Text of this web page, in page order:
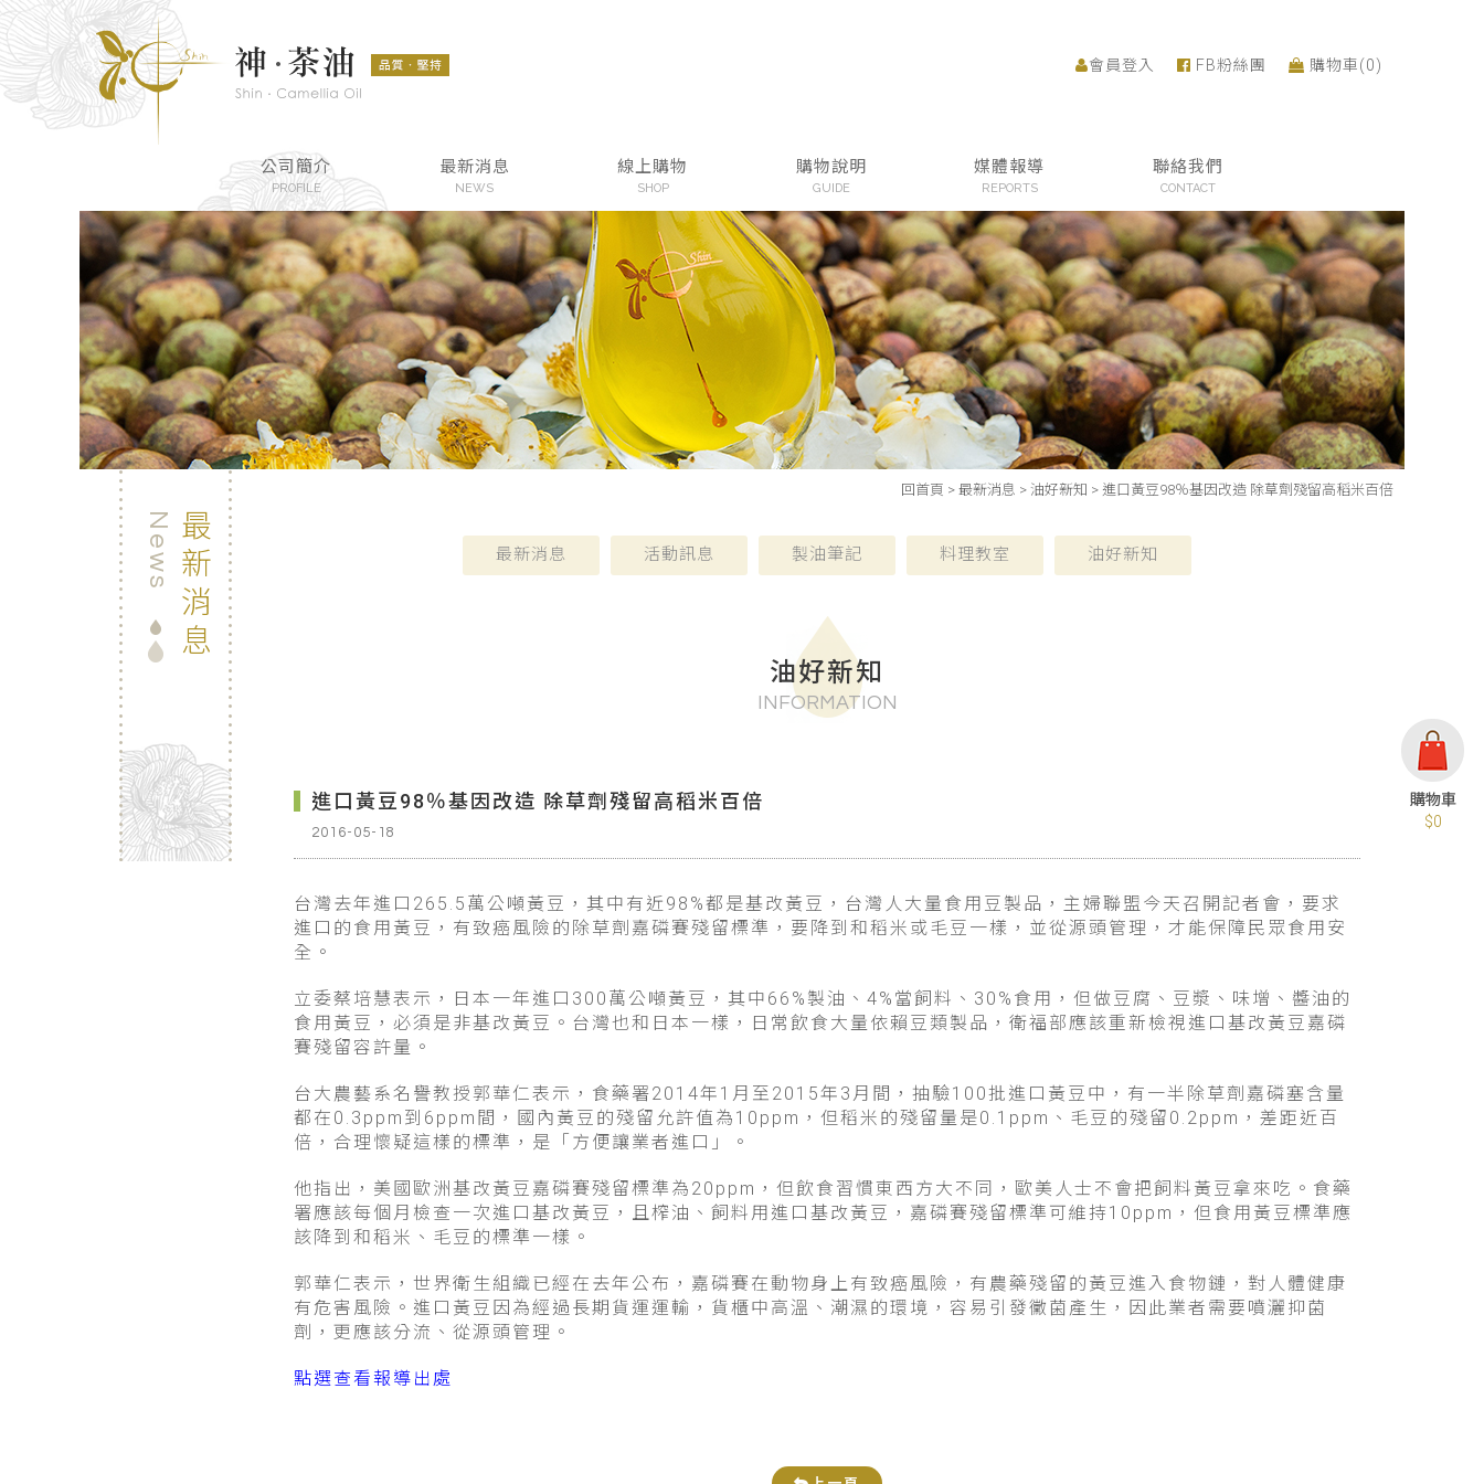
$0
會員登入 FB粉絲團 購物車(0)
公司簡介
PROFILE
最新消息
NEWS
線上購物
SHOP
購物說明
GUIDE
媒體報導
REPORTS
聯絡我們
CONTACT
回首頁 > 最新消息 > 油好新知 > 進口黃豆98％基因改造 除草劑殘留高稻米百倍
最新消息
News 最新消息 活動訊息 製油筆記 料理教室 油好新知
油好新知
INFORMATION
進口黃豆98％基因改造 除草劑殘留高稻米百倍
2016-05-18
台灣去年進口265.5萬公噸黃豆，其中有近98%都是基改黃豆，台灣人大量食用豆製品，主婦聯盟今天召開記者會，要求
進口的食用黃豆，有致癌風險的除草劑嘉磷賽殘留標準，要降到和稻米或毛豆一樣，並從源頭管理，才能保障民眾食用安
全。
立委蔡培慧表示，日本一年進口300萬公噸黃豆，其中66%製油、4%當飼料、30%食用，但做豆腐、豆漿、味增、醬油的
食用黃豆，必須是非基改黃豆。台灣也和日本一樣，日常飲食大量依賴豆類製品，衛福部應該重新檢視進口基改黃豆嘉磷
賽殘留容許量。
台大農藝系名譽教授郭華仁表示，食藥署2014年1月至2015年3月間，抽驗100批進口黃豆中，有一半除草劑嘉磷塞含量
都在0.3ppm到6ppm間，國內黃豆的殘留允許值為10ppm，但稻米的殘留量是0.1ppm、毛豆的殘留0.2ppm，差距近百
倍，合理懷疑這樣的標準，是「方便讓業者進口」。
他指出，美國歐洲基改黃豆嘉磷賽殘留標準為20ppm，但飲食習慣東西方大不同，歐美人士不會把飼料黃豆拿來吃。食藥
署應該每個月檢查一次進口基改黃豆，且榨油、飼料用進口基改黃豆，嘉磷賽殘留標準可維持10ppm，但食用黃豆標準應
該降到和稻米、毛豆的標準一樣。
郭華仁表示，世界衛生組織已經在去年公布，嘉磷賽在動物身上有致癌風險，有農藥殘留的黃豆進入食物鏈，對人體健康
有危害風險。進口黃豆因為經過長期貨運運輸，貨櫃中高溫、潮濕的環境，容易引發黴菌產生，因此業者需要噴灑抑菌
劑，更應該分流、從源頭管理。
點選查看報導出處